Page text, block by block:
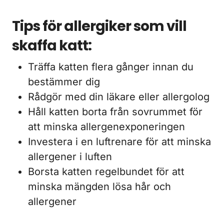
Tips för allergiker som vill
skaffa katt:
Träffa katten flera gånger innan du
bestämmer dig
Rådgör med din läkare eller allergolog
Håll katten borta från sovrummet för
att minska allergenexponeringen
Investera i en luftrenare för att minska
allergener i luften
Borsta katten regelbundet för att
minska mängden lösa hår och
allergener